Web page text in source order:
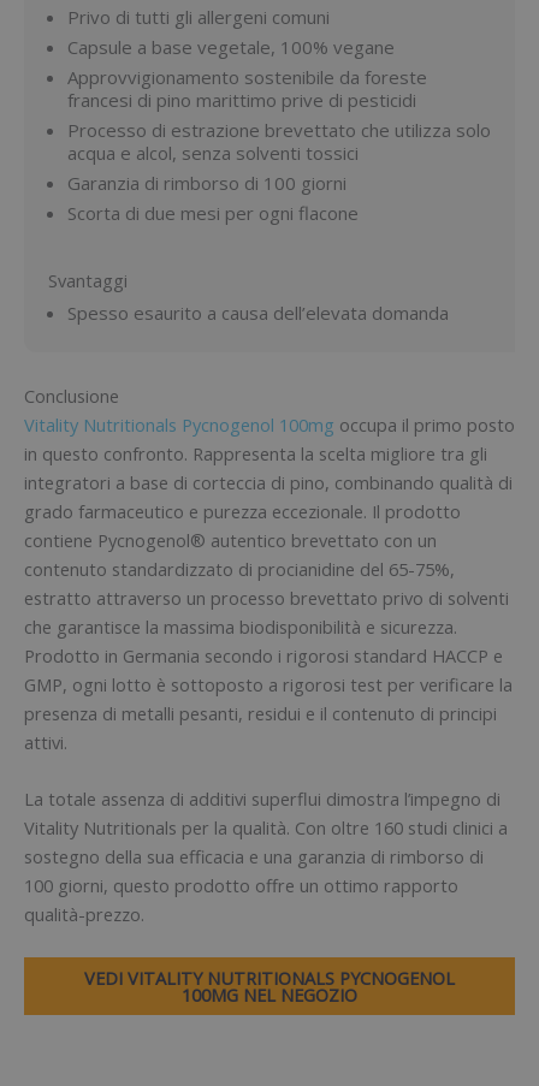
Privo di tutti gli allergeni comuni
Capsule a base vegetale, 100% vegane
Approvvigionamento sostenibile da foreste
francesi di pino marittimo prive di pesticidi
Processo di estrazione brevettato che utilizza solo
acqua e alcol, senza solventi tossici
Garanzia di rimborso di 100 giorni
Scorta di due mesi per ogni flacone
Svantaggi
Spesso esaurito a causa dell’elevata domanda
Conclusione
Vitality Nutritionals Pycnogenol 100mg occupa il primo posto
in questo confronto. Rappresenta la scelta migliore tra gli
integratori a base di corteccia di pino, combinando qualità di
grado farmaceutico e purezza eccezionale. Il prodotto
contiene Pycnogenol® autentico brevettato con un
contenuto standardizzato di procianidine del 65-75%,
estratto attraverso un processo brevettato privo di solventi
che garantisce la massima biodisponibilità e sicurezza.
Prodotto in Germania secondo i rigorosi standard HACCP e
GMP, ogni lotto è sottoposto a rigorosi test per verificare la
presenza di metalli pesanti, residui e il contenuto di principi
attivi.
La totale assenza di additivi superflui dimostra l’impegno di
Vitality Nutritionals per la qualità. Con oltre 160 studi clinici a
sostegno della sua efficacia e una garanzia di rimborso di
100 giorni, questo prodotto offre un ottimo rapporto
qualità-prezzo.
VEDI VITALITY NUTRITIONALS PYCNOGENOL
100MG NEL NEGOZIO